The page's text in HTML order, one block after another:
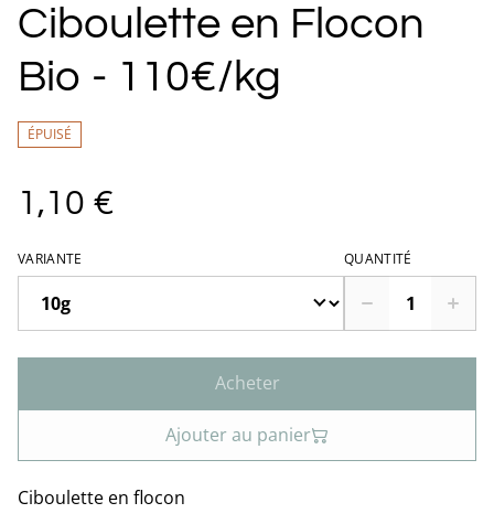
Ciboulette en Flocon
Bio - 110€/kg
ÉPUISÉ
1,10 €
VARIANTE QUANTITÉ
Acheter
Ajouter au panier
Ciboulette en flocon